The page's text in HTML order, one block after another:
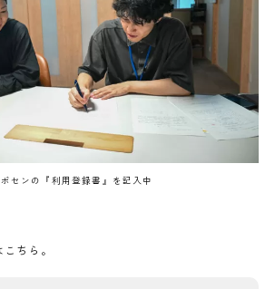
センの『利用登録書』を記入中
ちら。